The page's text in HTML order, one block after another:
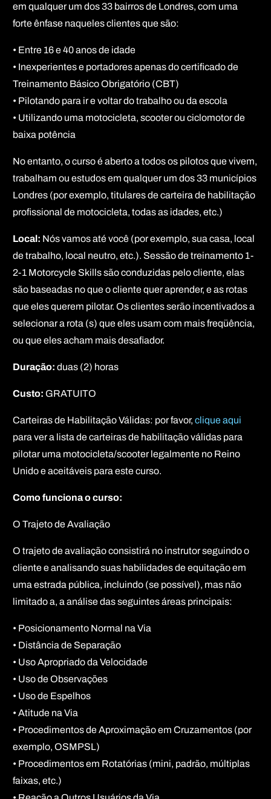
em qualquer um dos 33 bairros de Londres, com uma
forte ênfase naqueles clientes que são:
• Entre 16 e 40 anos de idade
• Inexperientes e portadores apenas do certificado de
Treinamento Básico Obrigatório (CBT)
• Pilotando para ir e voltar do trabalho ou da escola
• Utilizando uma motocicleta, scooter ou ciclomotor de
baixa potência
No entanto, o curso é aberto a todos os pilotos que vivem,
trabalham ou estudos em qualquer um dos 33 municípios
Londres (por exemplo, titulares de carteira de habilitação
profissional de motocicleta, todas as idades, etc.)
Local: Nós vamos até você (por exemplo, sua casa, local
de trabalho, local neutro, etc.). Sessão de treinamento 1-
2-1 Motorcycle Skills são conduzidas pelo cliente, elas
são baseadas no que o cliente quer aprender, e as rotas
que eles querem pilotar. Os clientes serão incentivados a
selecionar a rota (s) que eles usam com mais freqüência,
ou que eles acham mais desafiador.
Duração: duas (2) horas
Custo: GRATUITO
Carteiras de Habilitação Válidas: por favor, clique aqui
para ver a lista de carteiras de habilitação válidas para
pilotar uma motocicleta/scooter legalmente no Reino
Unido e aceitáveis para este curso.
Como funciona o curso:
O Trajeto de Avaliação
O trajeto de avaliação consistirá no instrutor seguindo o
cliente e analisando suas habilidades de equitação em
uma estrada pública, incluindo (se possível), mas não
limitado a, a análise das seguintes áreas principais:
• Posicionamento Normal na Via
• Distância de Separação
• Uso Apropriado da Velocidade
• Uso de Observações
• Uso de Espelhos
• Atitude na Via
• Procedimentos de Aproximação em Cruzamentos (por
exemplo, OSMPSL)
• Procedimentos em Rotatórias (mini, padrão, múltiplas
faixas, etc.)